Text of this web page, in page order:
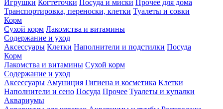
Игрушки Когтеточки Посуда и миски Прочее для дома
Транспортировка, переноски, клетки Туалеты и совки
Корм
Сухой корм Лакомства и витамины
Содержание и уход
Аксессуары Клетки Наполнители и подстилки Посуда
Корм
Лакомства и витамины Сухой корм
Содержание и уход
Аксессуары Амуниция Гигиена и косметика Клетки
Наполнители и сено Посуда Прочее Туалеты и купалки
Аквариумы